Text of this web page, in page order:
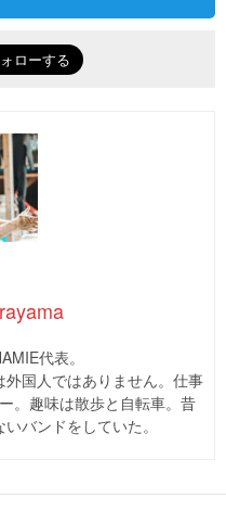
代表。
国人ではありません。仕事
。趣味は散歩と自転車。昔
バンドをしていた。